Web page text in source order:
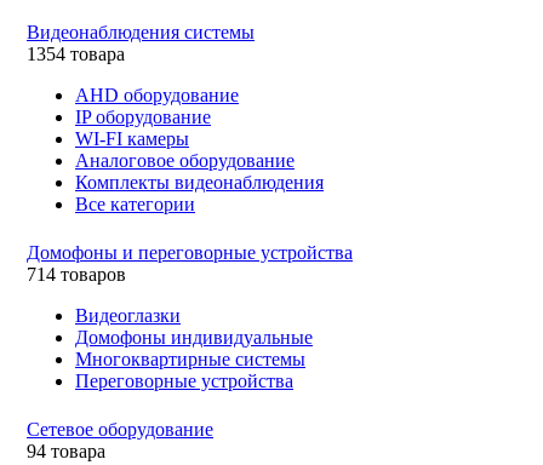
Видеонаблюдения cистемы
1354 товара
AHD оборудование
IP оборудование
WI-FI камеры
Аналоговое оборудование
Комплекты видеонаблюдения
Все категории
Домофоны и переговорные устройства
714 товаров
Видеоглазки
Домофоны индивидуальные
Многоквартирные системы
Переговорные устройства
Сетевое оборудование
94 товара